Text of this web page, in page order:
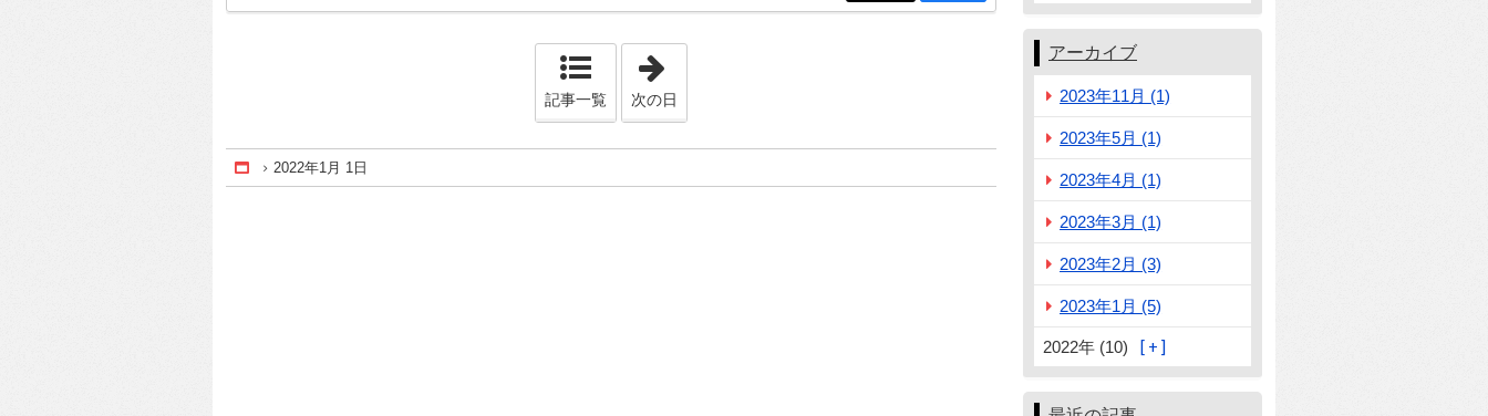
記事一覧 次の日
Home
2022年1月 1日
アーカイブ
2023年11月 (1)
2023年5月 (1)
2023年4月 (1)
2023年3月 (1)
2023年2月 (3)
2023年1月 (5)
2022年 (10)